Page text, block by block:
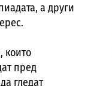
а други
които
пред
гледат